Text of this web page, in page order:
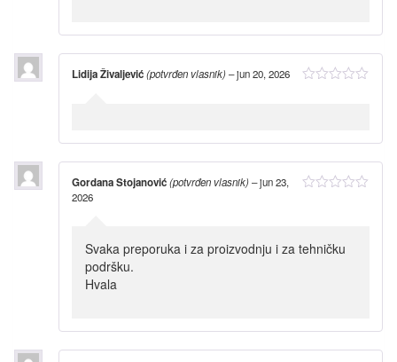
Lidija Živaljević(potvrđen vlasnik)–jun 20, 2026
Gordana Stojanović(potvrđen vlasnik)–jun 23,
2026
Svaka preporuka i za proizvodnju i za tehničku
podršku.
Hvala